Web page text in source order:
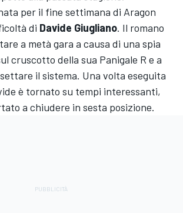
per il fine settimana di Aragon
di Davide Giugliano. Il romano
a metà gara a causa di una spia
cruscotto della sua Panigale R e a
il sistema. Una volta eseguita
è tornato su tempi interessanti,
a chiudere in sesta posizione.